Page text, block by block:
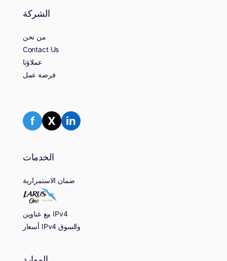
الشركة
من نحن
Contact Us
عملاؤنا
فرصة عمل
f X in
الخدمات
ضمان الاستمرارية
بيع عناوين IPv4
أسعار IPv4 والسوق